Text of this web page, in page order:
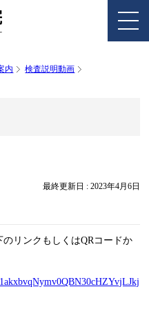
内
検査説明動画
最終更新日 : 2023年4月6日
リンクもしくはQRコードか